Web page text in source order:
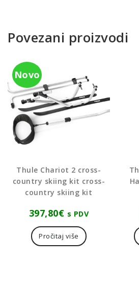
Povezani proizvodi
Novo
Thule Chariot 2 cross-
country skiing kit cross-
country skiing kit
397,80€ s PDV
Pročitaj više